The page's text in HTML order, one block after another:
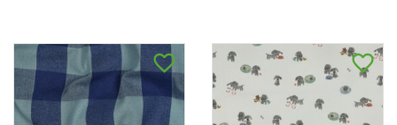
favorite_border favorite_border